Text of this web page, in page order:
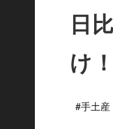
日
け！
#手土産